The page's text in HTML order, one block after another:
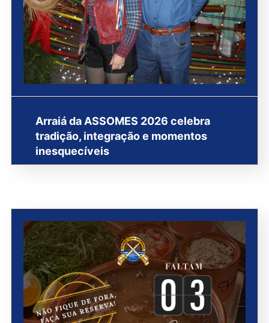
Arraiá da ASSOMES 2026 celebra
tradição, integração e momentos
inesquecíveis